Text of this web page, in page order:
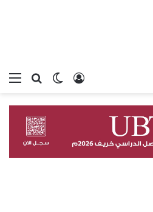
بحثالوضع
تسجيل الدخول